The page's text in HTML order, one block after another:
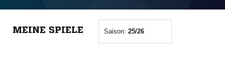
MEINE SPIELE Saison: 25/26